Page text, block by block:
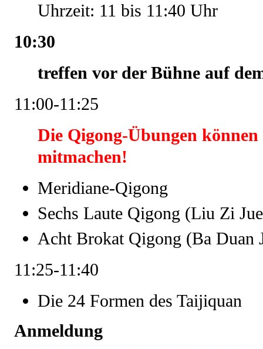
Uhrzeit: 11 bis 11:40 Uhr
10:30
treffen vor der Bühne auf
11:00-11:25
Die Qigong-Übungen können
mitmachen!
Meridiane-Qigong
Sechs Laute Qigong (Liu Zi
Acht Brokat Qigong (Ba Duan
11:25-11:40
Die 24 Formen des Taijiquan
Anmeldung